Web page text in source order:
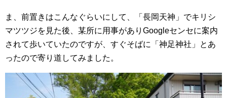
ま、前置きはこんなぐらいにして、「長岡天神」でキリシ
マツツジを見た後、某所に用事がありGoogleセンセに案内
されて歩いていたのですが、すぐそばに「神足神社」とあ
ったので寄り道してみました。